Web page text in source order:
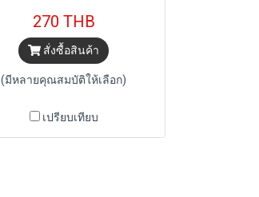
270 THB
สั่งซื้อสินค้า
(มีหลายคุณสมบัติให้เลือก)
เปรียบเทียบ